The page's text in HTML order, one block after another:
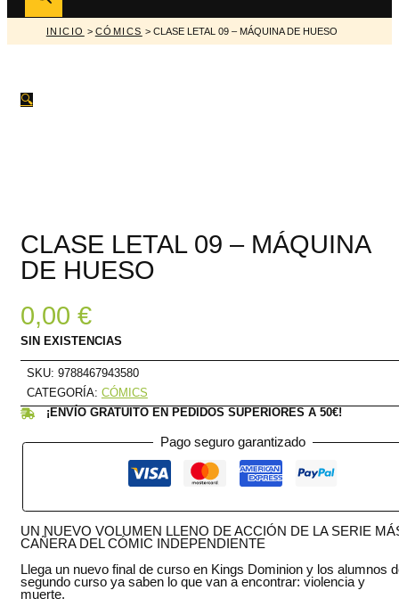
INICIO > CÓMICS > CLASE LETAL 09 – MÁQUINA DE HUESO
🔍
CLASE LETAL 09 – MÁQUINA
DE HUESO
0,00 €
SIN EXISTENCIAS
SKU: 9788467943580
CATEGORÍA: CÓMICS
¡ENVÍO GRATUITO EN PEDIDOS SUPERIORES A 50€!
Pago seguro garantizado
UN NUEVO VOLUMEN LLENO DE ACCIÓN DE LA SERIE
CAÑERA DEL CÓMIC INDEPENDIENTE
Llega un nuevo final de curso en Kings Dominion y los alumnos
segundo curso ya saben lo que van a encontrar: violencia y
muerte.